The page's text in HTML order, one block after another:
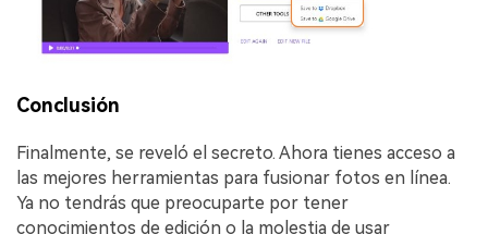
Conclusión
Finalmente, se reveló el secreto. Ahora tienes acceso a
las mejores herramientas para fusionar fotos en línea.
Ya no tendrás que preocuparte por tener
conocimientos de edición o la molestia de usar